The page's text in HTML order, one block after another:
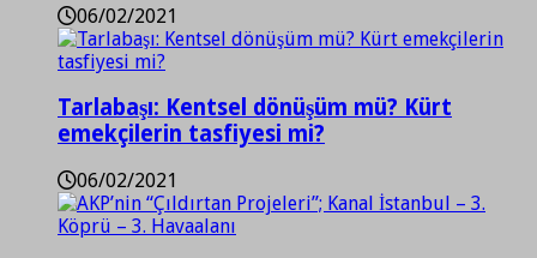
06/02/2021
Tarlabaşı: Kentsel dönüşüm mü? Kürt
emekçilerin tasfiyesi mi?
06/02/2021